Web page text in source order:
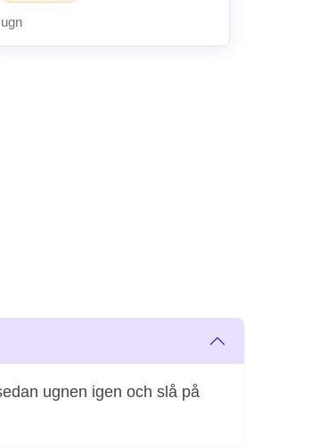
ugn
ugnen igen och slå på